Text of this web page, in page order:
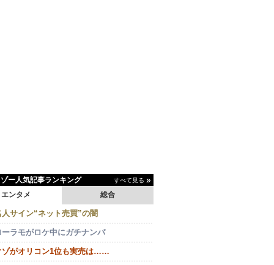
ー人気記事ランキング すべて見る
エンタメ 総合
人サイン“ネット売買”の闇
ーラモがロケ中にガチナンパ
ゾがオリコン1位も実売は……